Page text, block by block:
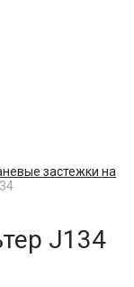
застежки на
J134